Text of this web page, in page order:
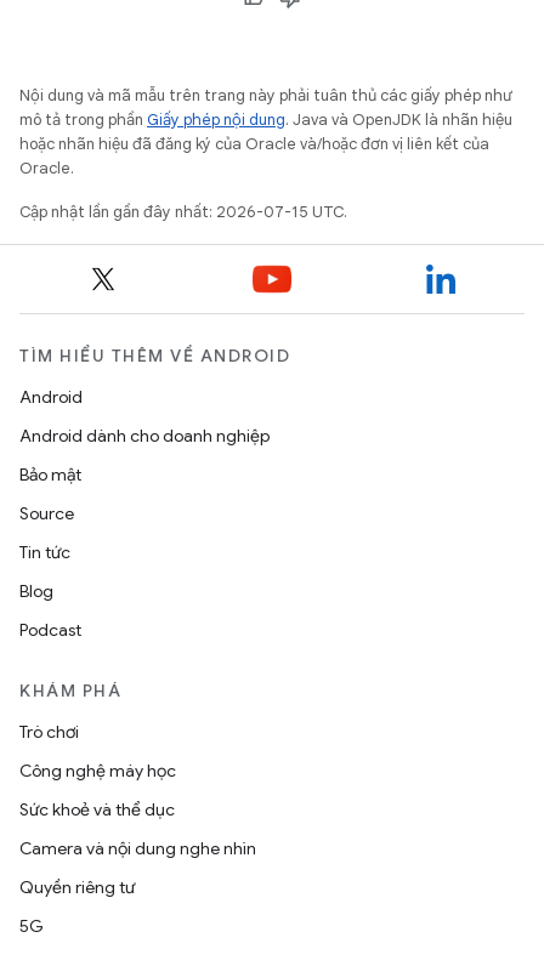
Nội dung và mã mẫu trên trang này phải tuân thủ các giấy phép như
mô tả trong phần Giấy phép nội dung. Java và OpenJDK là nhãn hiệu
hoặc nhãn hiệu đã đăng ký của Oracle và/hoặc đơn vị liên kết của
Oracle.
Cập nhật lần gần đây nhất: 2026-07-15 UTC.
TÌM HIỂU THÊM VỀ ANDROID
Android
Android dành cho doanh nghiệp
Bảo mật
Source
Tin tức
Blog
Podcast
KHÁM PHÁ
Trò chơi
Công nghệ máy học
Sức khoẻ và thể dục
Camera và nội dung nghe nhìn
Quyền riêng tư
5G